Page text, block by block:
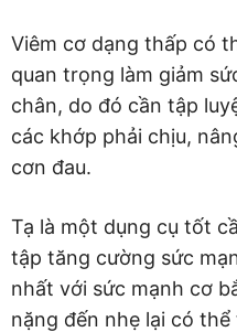
Viêm cơ dạng thấp có
quan trọng làm giảm
chân, do đó cần tập
các khớp phải chịu,
cơn đau.
Tạ là một dụng cụ tốt
tập tăng cường sức
nhất với sức mạnh cơ
nặng đến nhẹ lại có thể